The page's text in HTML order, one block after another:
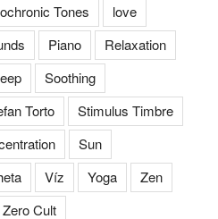
Tones
love
Piano
Relaxation
Soothing
Torto
Stimulus Timbre
Sun
Víz Yoga
Zen
Zero Cult